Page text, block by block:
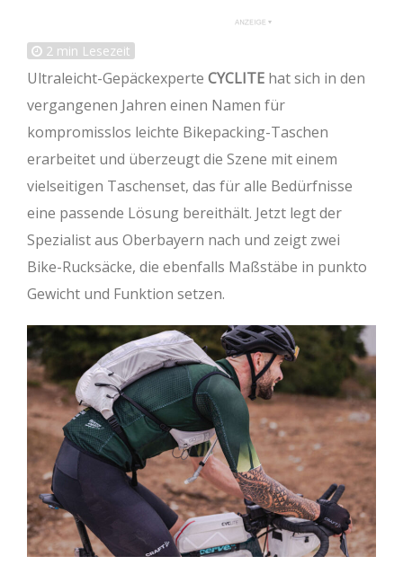
2 min Lesezeit
Ultraleicht-Gepäckexperte CYCLITE hat sich in den
vergangenen Jahren einen Namen für
kompromisslos leichte Bikepacking-Taschen
erarbeitet und überzeugt die Szene mit einem
vielseitigen Taschenset, das für alle Bedürfnisse
eine passende Lösung bereithält. Jetzt legt der
Spezialist aus Oberbayern nach und zeigt zwei
Bike-Rucksäcke, die ebenfalls Maßstäbe in punkto
Gewicht und Funktion setzen.